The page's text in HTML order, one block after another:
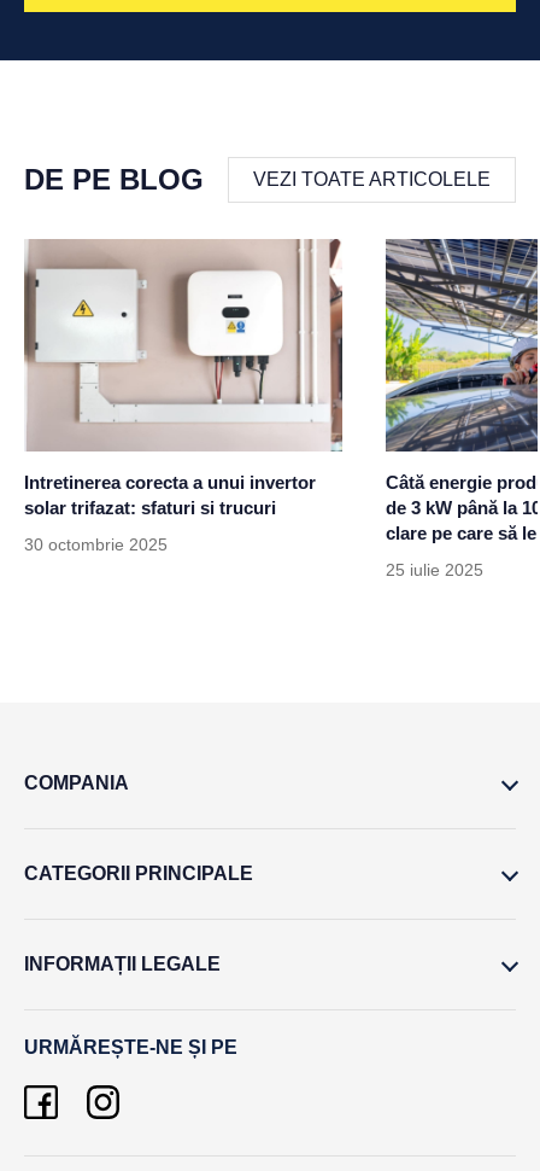
DE PE BLOG VEZI TOATE ARTICOLELE
Intretinerea corecta a unui invertor
solar trifazat: sfaturi si trucuri
30 octombrie 2025
Câtă energie
de 3 kW până la
clare pe care să
25 iulie 2025
COMPANIA
CATEGORII PRINCIPALE
INFORMAȚII LEGALE
URMĂREȘTE-NE ȘI PE